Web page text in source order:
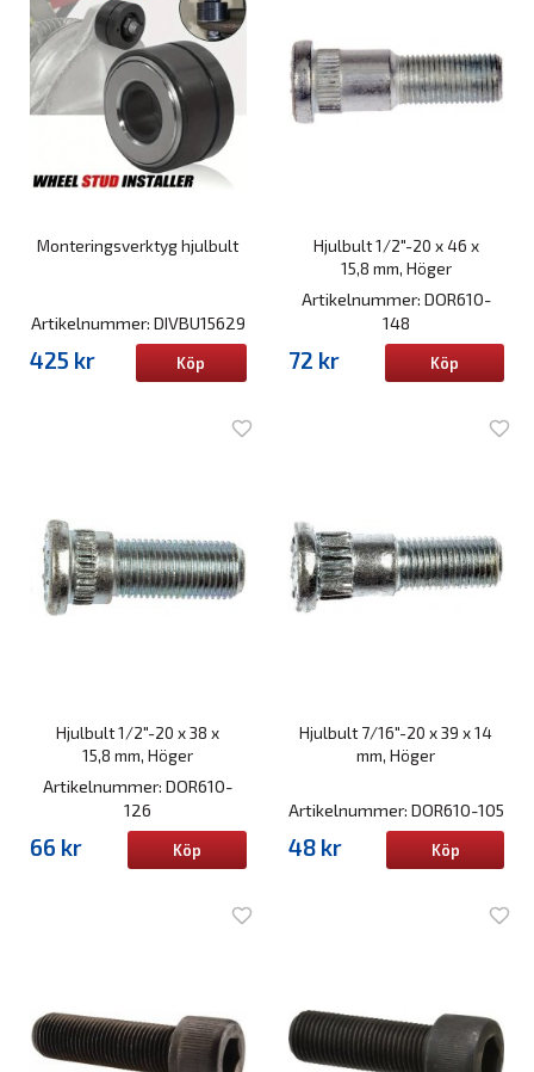
Monteringsverktyg hjulbult
Artikelnummer: DIVBU15629
425 kr Köp
Hjulbult 1/2"-20 x 46 x
15,8 mm, Höger
Artikelnummer: DOR610-
148
72 kr Köp
Hjulbult 1/2"-20 x 38 x
15,8 mm, Höger
Artikelnummer: DOR610-
126
66 kr Köp
Hjulbult 7/16"-20 x 39 x 14
mm, Höger
Artikelnummer: DOR610-105
48 kr Köp